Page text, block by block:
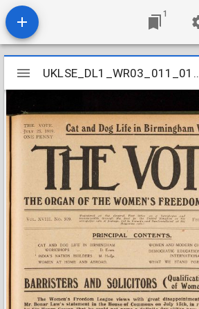
1
Mirador
viewer